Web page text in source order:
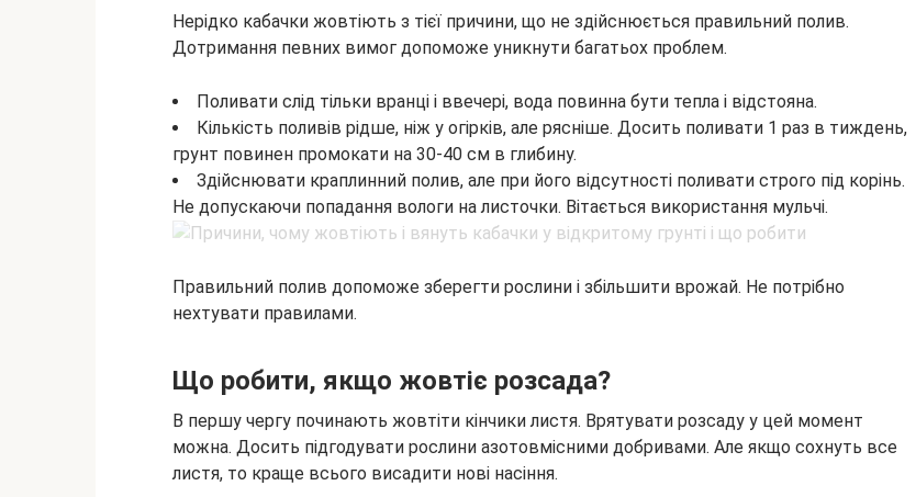
Нерідко кабачки жовтіють з тієї причини, що не здійснюється правильний полив.
Дотримання певних вимог допоможе уникнути багатьох проблем.
Поливати слід тільки вранці і ввечері, вода повинна бути тепла і відстояна.
Кількість поливів рідше, ніж у огірків, але рясніше. Досить поливати 1 раз в тиждень,
грунт повинен промокати на 30-40 см в глибину.
Здійснювати краплинний полив, але при його відсутності поливати строго під корінь.
Не допускаючи попадання вологи на листочки. Вітається використання мульчі.
Правильний полив допоможе зберегти рослини і збільшити врожай. Не потрібно
нехтувати правилами.
Що робити, якщо жовтіє розсада?
В першу чергу починають жовтіти кінчики листя. Врятувати розсаду у цей момент
можна. Досить підгодувати рослини азотовмісними добривами. Але якщо сохнуть все
листя, то краще всього висадити нові насіння.